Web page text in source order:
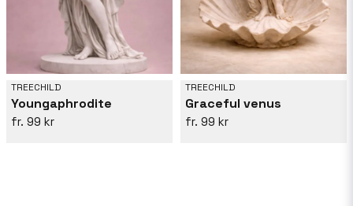
TREECHILD
Youngaphrodite
99 kr
TREECHILD
Graceful venus
99 kr